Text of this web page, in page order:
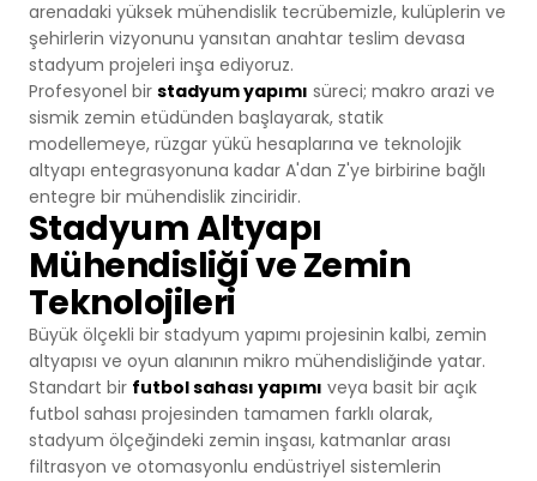
Tenis Kortları
Squash Kortları
Çelik Tribünler
Basketbol Salonları
Voleybol Sahaları
Hentbol Sahaları
Çok Amaçlı Sahalar
Hokey Sahaları
Tenis Çimi
Golf Çimi
Hibrit Çim
Doğal Çim
Modüler Kauçuk
arenadaki yüksek mühendislik tecrübemizle, kulüplerin ve
şehirlerin vizyonunu yansıtan anahtar teslim devasa
stadyum projeleri inşa ediyoruz.
Profesyonel bir stadyum yapımı süreci; makro arazi ve
sismik zemin etüdünden başlayarak, statik
modellemeye, rüzgar yükü hesaplarına ve teknolojik
altyapı entegrasyonuna kadar A'dan Z'ye birbirine bağlı
entegre bir mühendislik zinciridir.
Stadyum Altyapı
Mühendisliği ve Zemin
Teknolojileri
Büyük ölçekli bir stadyum yapımı projesinin kalbi, zemin
altyapısı ve oyun alanının mikro mühendisliğinde yatar.
Standart bir futbol sahası yapımı veya basit bir açık
futbol sahası projesinden tamamen farklı olarak,
stadyum ölçeğindeki zemin inşası, katmanlar arası
filtrasyon ve otomasyonlu endüstriyel sistemlerin